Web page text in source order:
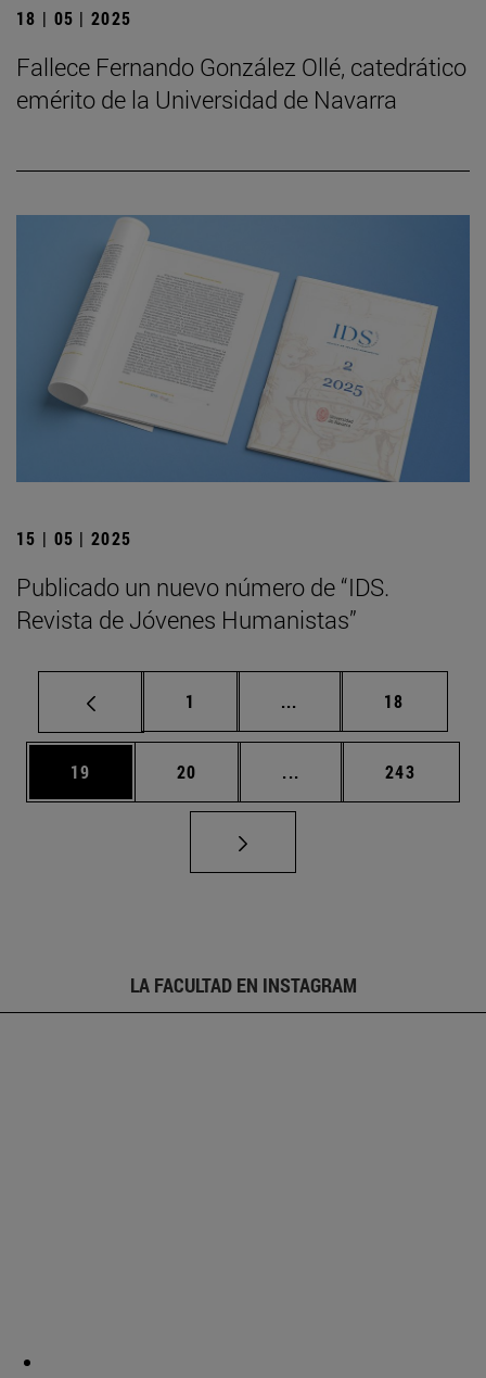
18 | 05 | 2025
Fallece Fernando González Ollé, catedrático
emérito de la Universidad de Navarra
15 | 05 | 2025
Publicado un nuevo número de “IDS.
Revista de Jóvenes Humanistas”
Página
1 ... Páginas intermedias
Página
18
Página
19 Página
20 ... Páginas intermedias
Página
243
LA FACULTAD EN INSTAGRAM